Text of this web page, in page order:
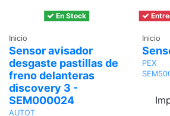
En Stock
Inicio
Sensor avisador
desgaste pastillas de
freno delanteras
discovery 3 -
SEM000024
AUTOT
Inicio
PEX